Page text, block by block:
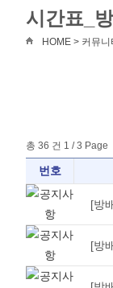
시간표_
HOME > 커뮤
총 36 건 1 / 3 Page
번호
[방
[방